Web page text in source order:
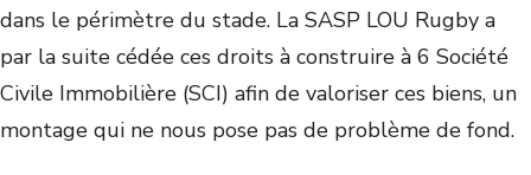
dans le périmètre du stade. La SASP LOU Rugby a
par la suite cédée ces droits à construire à 6 Société
Civile Immobilière (SCI) afin de valoriser ces biens, un
montage qui ne nous pose pas de problème de fond.